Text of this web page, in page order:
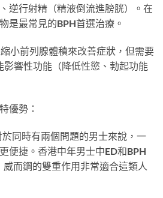
逆行射精（精液倒流進膀胱）。在
是最常見的BPH首選治療。
小前列腺體積來改善症狀，但需要
影響性功能（降低性慾、勃起功能
優勢：
同時有兩個問題的男士來說，一
便捷。香港中年男士中ED和BPH
而鋼的雙重作用非常適合這類人